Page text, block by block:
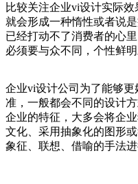
比较关注企业vi设计实际
就会形成一种惰性或者说
已经打动不了消费者的心
必须要与众不同，个性鲜
企业vi设计公司为了能够
准，一般都会不同的设计
企业的特征，大多会将企
文化、采用抽象化的图形
象征、联想、借喻的手法进